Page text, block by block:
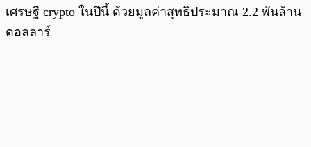
เศรษฐี crypto ในปีนี้ ด้วยมูลค่าสุทธิประมาณ 2.2 พันล้าน
ดอลลาร์